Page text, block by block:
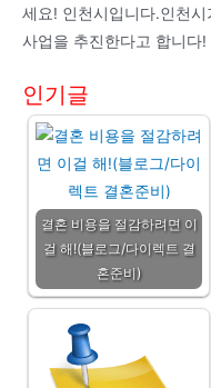
세요! 인천시입니다.인천
사업을 추진한다고 합니다
인기글
결혼 비용을 절감하려면 이
걸 해!(블로그/다이렉트 결
혼준비)